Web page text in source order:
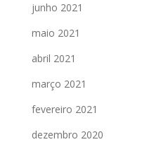
junho 2021
maio 2021
abril 2021
março 2021
fevereiro 2021
dezembro 2020